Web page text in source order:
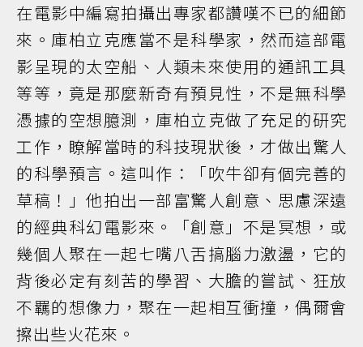
在電影中編寫拍攝出專家都讚嘆不已的細節
來。庫柏立克應當不是科學家，然而這部電
影呈現的太空船、人類未來使用的通訊工具
等等，竟是那麼新奇有預見性，不是無科學
憑據的空想臆測，庫柏立克做了充足的研究
工作，瞭解當時的科技現狀後，才做出驚人
的科學預言。這叫作：「吹牛卻有個完善的
草稿！」他拍出一部富驚人創意、思慮深遠
的經典科幻電影來。「創意」不是冥想，或
幾個人聚在一起七嘴八舌搞腦力激盪，它的
背後必定有刻苦的學習、大膽的嘗試、狂放
不羈的想像力，聚在一起相互衝撞，偶爾會
擦出些火花來。